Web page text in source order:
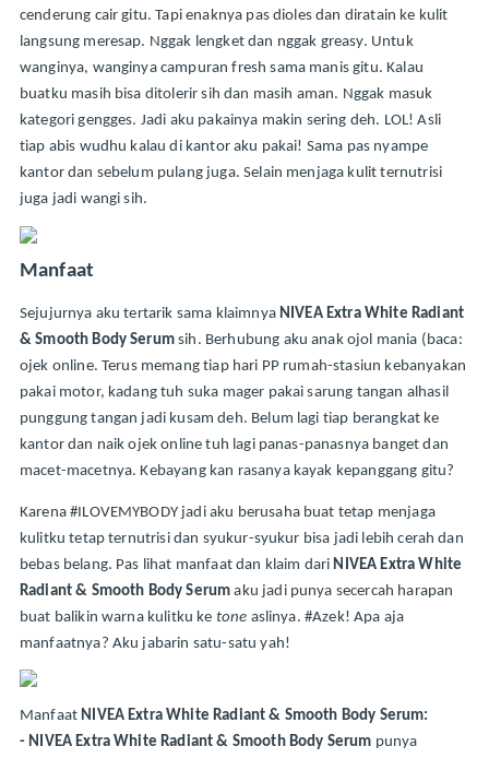
cenderung cair gitu. Tapi enaknya pas dioles dan diratain ke kulit
langsung meresap. Nggak lengket dan nggak greasy. Untuk
wanginya, wanginya campuran fresh sama manis gitu. Kalau
buatku masih bisa ditolerir sih dan masih aman. Nggak masuk
kategori gengges. Jadi aku pakainya makin sering deh. LOL! Asli
tiap abis wudhu kalau di kantor aku pakai! Sama pas nyampe
kantor dan sebelum pulang juga. Selain menjaga kulit ternutrisi
juga jadi wangi sih.
Manfaat
Sejujurnya aku tertarik sama klaimnya NIVEA Extra White Radiant
& Smooth Body Serum sih. Berhubung aku anak ojol mania (baca:
ojek online. Terus memang tiap hari PP rumah-stasiun kebanyakan
pakai motor, kadang tuh suka mager pakai sarung tangan alhasil
punggung tangan jadi kusam deh. Belum lagi tiap berangkat ke
kantor dan naik ojek online tuh lagi panas-panasnya banget dan
macet-macetnya. Kebayang kan rasanya kayak kepanggang gitu?
Karena #ILOVEMYBODY jadi aku berusaha buat tetap menjaga
kulitku tetap ternutrisi dan syukur-syukur bisa jadi lebih cerah dan
bebas belang. Pas lihat manfaat dan klaim dari NIVEA Extra White
Radiant & Smooth Body Serum aku jadi punya secercah harapan
buat balikin warna kulitku ke tone aslinya. #Azek! Apa aja
manfaatnya? Aku jabarin satu-satu yah!
Manfaat NIVEA Extra White Radiant & Smooth Body Serum:
- NIVEA Extra White Radiant & Smooth Body Serum punya